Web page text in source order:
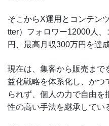
そこからX運用とコンテン
tter）フォロワー12000人
円、最高月収300万円を達成
現在は、集客から販売ま
益化戦略を体系化し、かつ
られず、個人の力で自由を
性の高い手法を継承してい